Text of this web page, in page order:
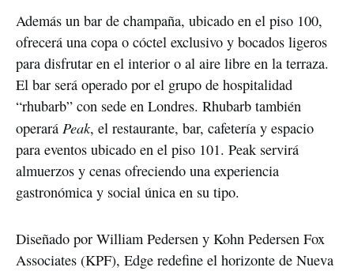
Además un bar de champaña, ubicado en el piso 100,
ofrecerá una copa o cóctel exclusivo y bocados ligeros
para disfrutar en el interior o al aire libre en la terraza.
El bar será operado por el grupo de hospitalidad
“rhubarb” con sede en Londres. Rhubarb también
operará Peak, el restaurante, bar, cafetería y espacio
para eventos ubicado en el piso 101. Peak servirá
almuerzos y cenas ofreciendo una experiencia
gastronómica y social única en su tipo.
Diseñado por William Pedersen y Kohn Pedersen Fox
Associates (KPF), Edge redefine el horizonte de Nueva